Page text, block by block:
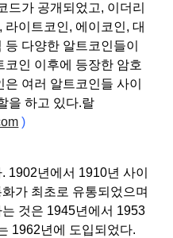
드가 공개되었고, 이더리
이트코인, 에이코인, 대
다양한 알트코인들이
인 이후에 등장한 암호
여러 알트코인들 사이
을 하고 있다.랄
)
1902년에서 1910년 사이
가 최초로 유통되었으며
것은 1945년에서 1953
1962년에 도입되었다.